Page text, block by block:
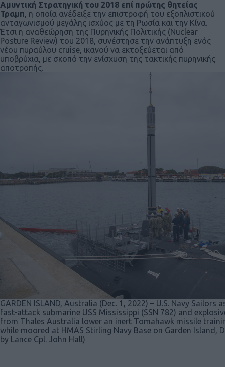
Αμυντική Στρατηγική του 2018 επί πρώτης θητείας
Τραμπ, η οποία ανέδειξε την επιστροφή του εξοπλιστικού
ανταγωνισμού μεγάλης ισχύος με τη Ρωσία και την Κίνα.
Έτσι η αναθεώρηση της Πυρηνικής Πολιτικής (Nuclear
Posture Review) του 2018, συνέστησε την ανάπτυξη ενός
νέου πυραύλου cruise, ικανού να εκτοξεύεται από
υποβρύχια, με σκοπό την ενίσχυση της τακτικής πυρηνικής
αποτροπής.
GARDEN ISLAND, Australia (Dec. 1, 2022) – U.S. Navy
fast-attack submarine USS Mississippi (SSN 782) and
from Thales Australia lower an inert Tomahawk missile
while moored at HMAS Stirling Navy Base on Garden Island,
by Lance Cpl. John Hall)